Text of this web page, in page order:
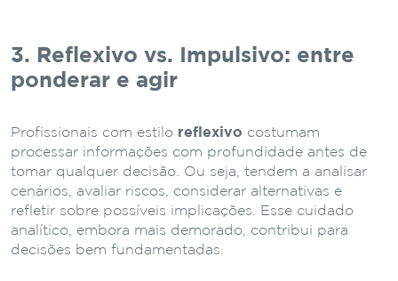
3. Reflexivo vs. Impulsivo: entre
ponderar e agir
Profissionais com estilo reflexivo costumam
processar informações com profundidade antes de
tomar qualquer decisão. Ou seja, tendem a analisar
cenários, avaliar riscos, considerar alternativas e
refletir sobre possíveis implicações. Esse cuidado
analítico, embora mais demorado, contribui para
decisões bem fundamentadas.